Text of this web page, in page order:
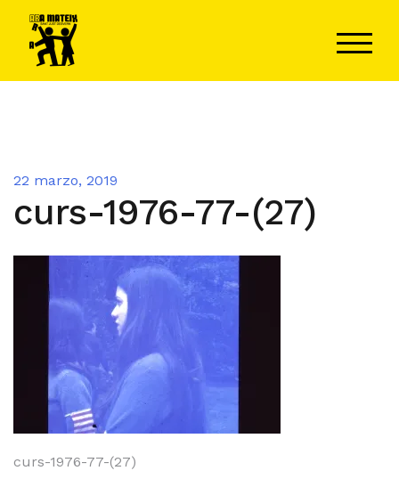
contenido
22 marzo, 2019
curs-1976-77-(27)
Navegación
curs-1976-77-(27)